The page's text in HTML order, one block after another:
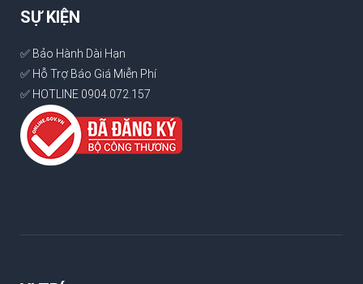
SỰ KIỆN
✅ Bảo Hành Dài Hạn
✅ Hỗ Trợ Báo Giá Miễn Phí
✅ HOTLINE 0904.072.157